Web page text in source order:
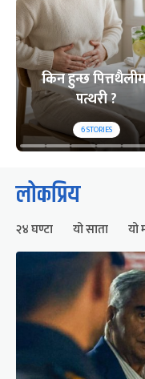
किन हुन्छ
पत्थरी ?
6STORIES
लोकप्रिय
२४ घण्टा यो साता यो